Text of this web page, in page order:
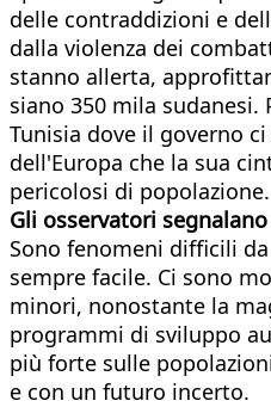
delle contraddizioni e
dalla violenza dei
stanno allerta,
siano 350 mila
Tunisia dove il governo
dell'Europa che la sua
pericolosi di
Gli osservatori
Sono fenomeni difficili
sempre facile. Ci sono
minori, nonostante la
programmi di sviluppo
più forte sulle
e con un futuro incerto.